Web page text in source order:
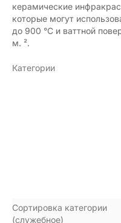
керамические
которые могут
до 900 °C и ваттной
м. ².
Категории
Сортировка категории
(служебное)